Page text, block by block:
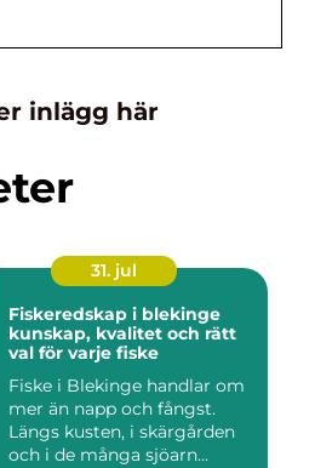
inlägg här
31. jul
Fiskeredskap i blekinge
kunskap, kvalitet och rätt
val för varje fiske
Fiske i Blekinge handlar om
mer än napp och fångst.
Längs kusten, i skärgården
och i de många sjöarn...